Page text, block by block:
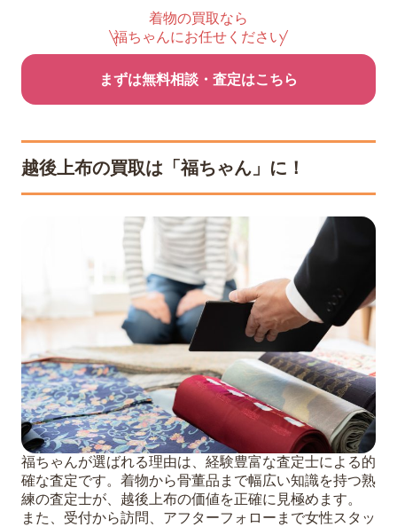
着物の買取なら
福ちゃんにお任せください
まずは無料相談・査定はこちら
越後上布の買取は「福ちゃん」に！
福ちゃんが選ばれる理由は、経験豊富な査定士による的
確な査定です。着物から骨董品まで幅広い知識を持つ熟
練の査定士が、越後上布の価値を正確に見極めます。
また、受付から訪問、アフターフォローまで女性スタッ